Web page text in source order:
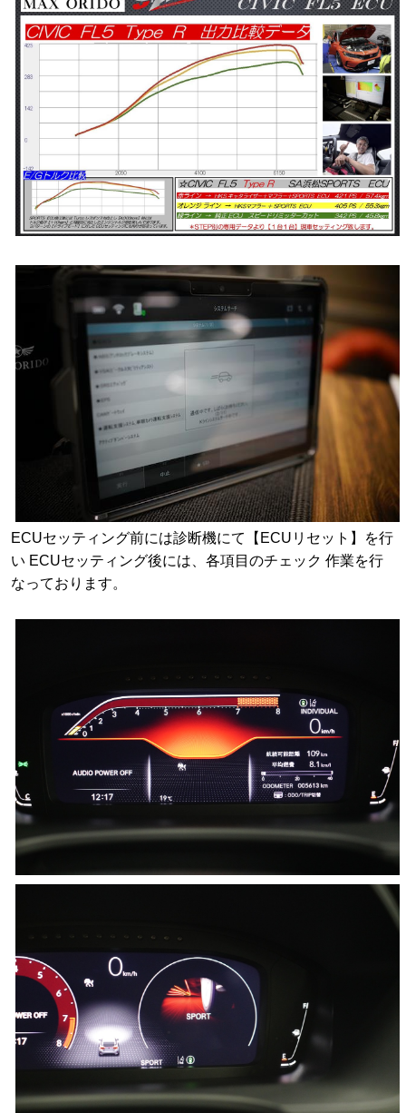
ECUセッティング前には診断機にて【ECUリセット】を行
い ECUセッティング後には、各項目のチェック 作業を行
なっております。